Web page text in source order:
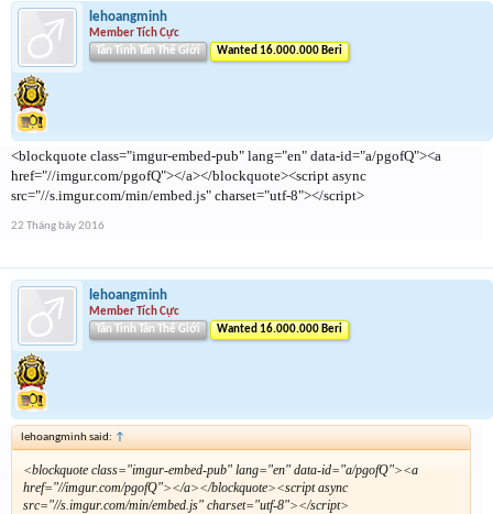
lehoangminh
Member Tích Cực
Tân Tinh Tân Thế Giới
Wanted 16.000.000 Beri
<blockquote class="imgur-embed-pub" lang="en" data-id="a/pgofQ"><a
href="//imgur.com/pgofQ"></a></blockquote><script async
src="//s.imgur.com/min/embed.js" charset="utf-8"></script>
22 Tháng bảy 2016
lehoangminh
Member Tích Cực
Tân Tinh Tân Thế Giới
Wanted 16.000.000 Beri
lehoangminh said: ↑
<blockquote class="imgur-embed-pub" lang="en" data-id="a/pgofQ"><a
href="//imgur.com/pgofQ"></a></blockquote><script async
src="//s.imgur.com/min/embed.js" charset="utf-8"></script>